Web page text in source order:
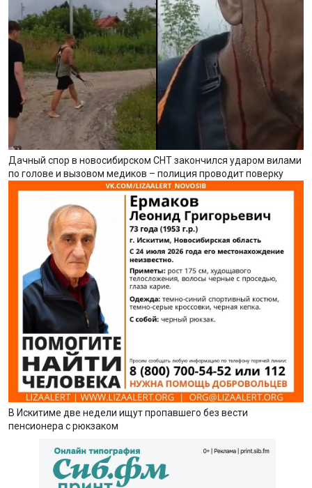
Дачный спор в новосибирском СНТ закончился ударом вилами
по голове и вызовом медиков – полиция проводит поверку
В Искитиме две недели ищут пропавшего без вести
пенсионера с рюкзаком